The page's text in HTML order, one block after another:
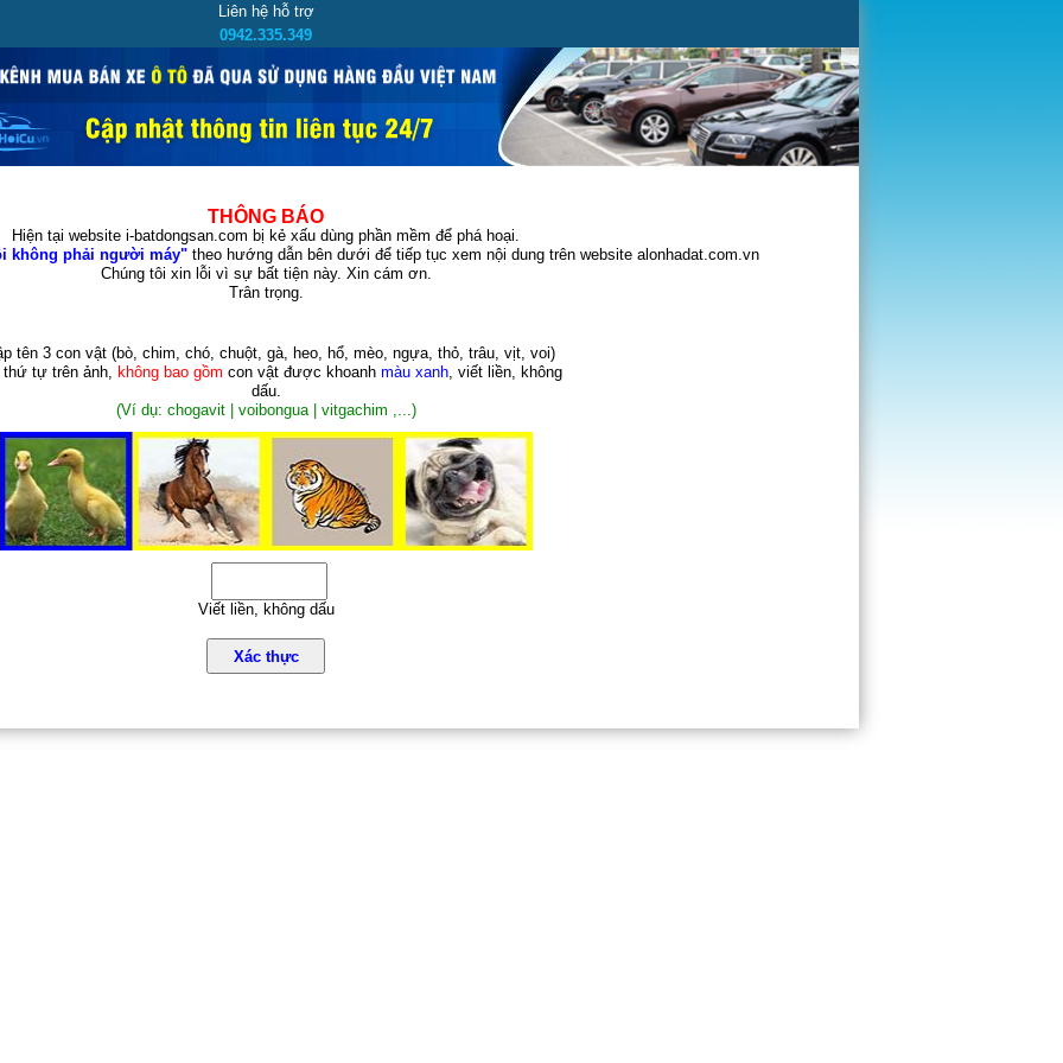
Liên hệ hỗ trợ
0942.335.349
THÔNG BÁO
Hiện tại website i-batdongsan.com bị kẻ xấu dùng phần mềm để phá hoại.
không phải người máy"theo hướng dẫn bên dưới để tiếp tục xem nội dung trên website alonhadat.com.vn
Chúng tôi xin lỗi vì sự bất tiện này. Xin cám ơn.
Trân trọng.
tên 3 con vật (bò, chim, chó, chuột, gà, heo, hổ, mèo, ngựa, thỏ, trâu, vịt, voi)
thứ tự trên ảnh, không bao gồm con vật được khoanh màu xanh, viết liền, không
dấu.
(Ví dụ: chogavit | voibongua | vitgachim ,...)
Viết liền, không dấu
Xác thực